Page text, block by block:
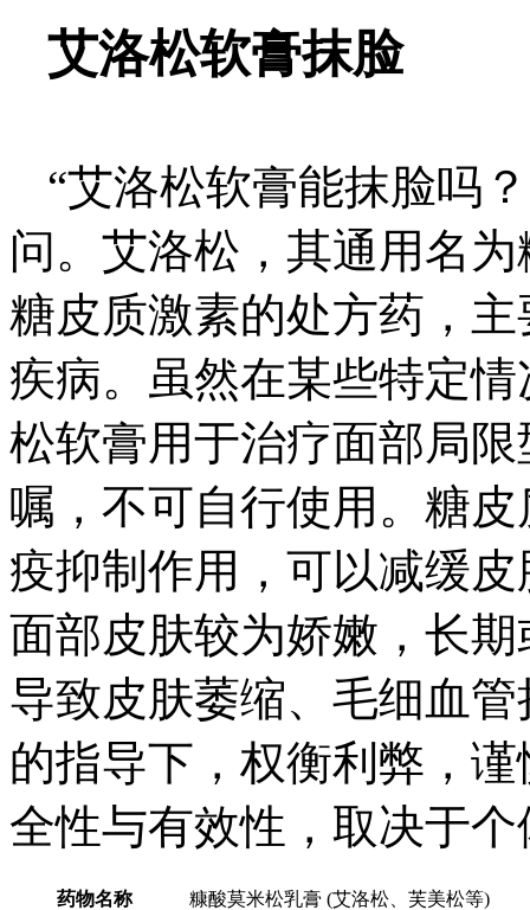
艾洛松软膏抹脸
“艾洛松软膏能抹脸吗
问。艾洛松，其通用名
糖皮质激素的处方药，
疾病。虽然在某些特定
松软膏用于治疗面部局
嘱，不可自行使用。糖
疫抑制作用，可以减缓
面部皮肤较为娇嫩，长
导致皮肤萎缩、毛细血
的指导下，权衡利弊，
全性与有效性，取决于
药物名称 糠酸莫米松乳膏 (艾洛松、芙美松等)